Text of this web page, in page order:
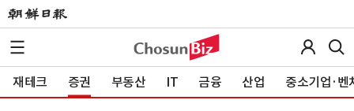
재테크 증권 부동산 IT 금융 산업 중소기업·벤